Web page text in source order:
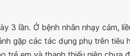
3 lần. Ở bệnh nhân nhạy cảm,
gặp các tác dụng phụ trên tiêu